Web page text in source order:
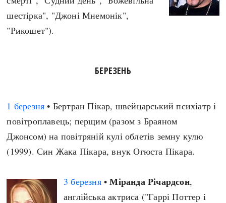
шестірка", "Джоні Мнемонік",
"Рикошет").
БЕРЕЗЕНЬ
1 березня • Бертран Пікар, швейцарський психіатр і
повітроплавець; перщим (разом з Браяном
Джонсом) на повітряній кулі облетів земну кулю
(1999). Син Жака Пікара, внук Огюста Пікара.
3 березня•Міранда Річардсон,
англійська актриса ("Гаррі Поттер і